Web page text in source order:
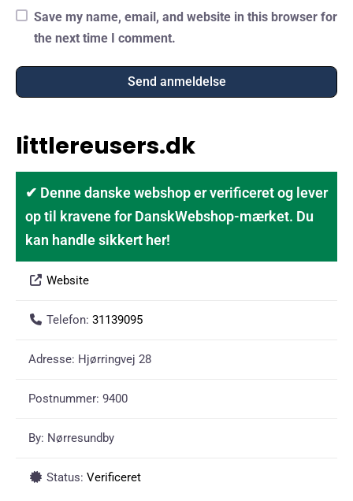
Save my name, email, and website in this browser for
the next time I comment.
littlereusers.dk
✔ Denne danske webshop er verificeret og lever
op til kravene for DanskWebshop-mærket. Du
kan handle sikkert her!
Website
Telefon: 31139095
Adresse: Hjørringvej 28
Postnummer: 9400
By: Nørresundby
Status: Verificeret